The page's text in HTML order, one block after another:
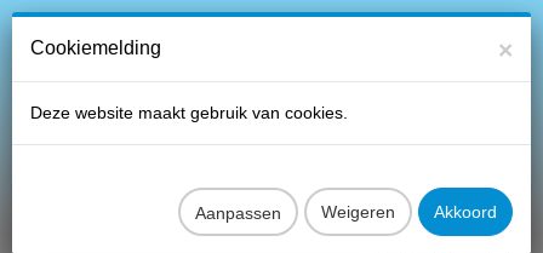
×
Cookiemelding
Deze website maakt gebruik van cookies.
Aanpassen